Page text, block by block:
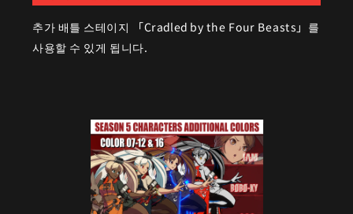
추가 배틀 스테이지 「Cradled by the Four Beasts」를
사용할 수 있게 됩니다.